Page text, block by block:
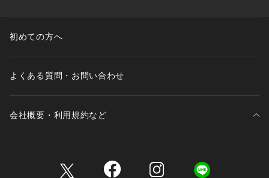
初めての方へ
よくある質問・お問い合わせ
会社概要・利用規約など